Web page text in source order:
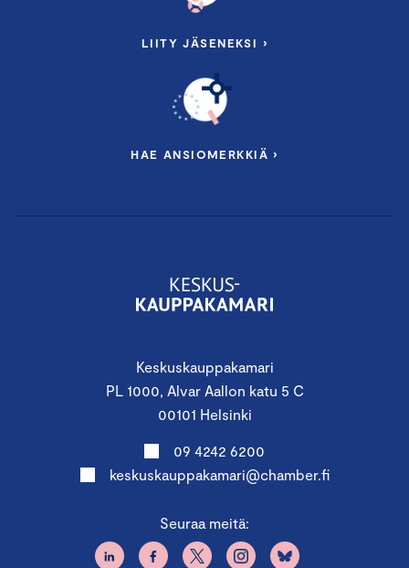
Keskuskauppakamari
PL 1000, Alvar Aallon katu 5 C
00101 Helsinki
09 4242 6200
keskuskauppakamari@chamber.fi
Seuraa meitä:
LIITY JÄSENEKSI ›
HAE ANSIOMERKKIÄ ›